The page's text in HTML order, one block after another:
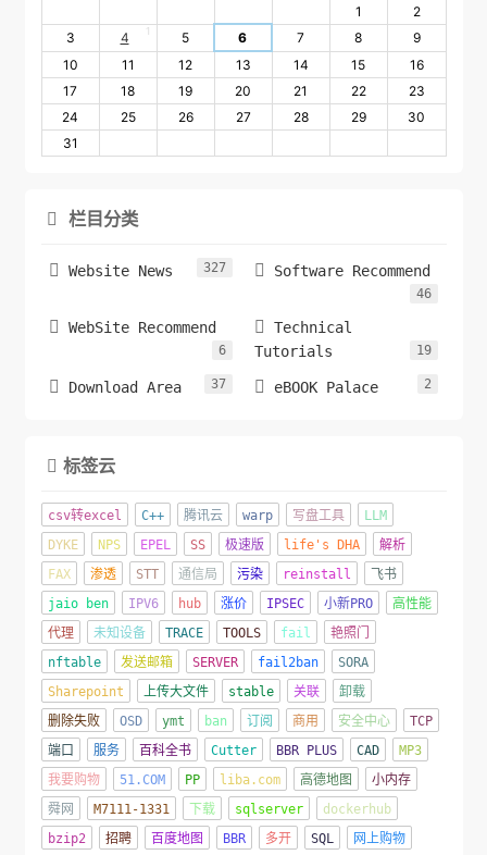
1
2
3
4 1 5 6 7 8
9
10
11 12 13 14 15
16
17
18 19 20 21 22
23
24
25 26 27 28 29
30
31
 栏目分类
 Website News 327  Software Recommend
46
 WebSite Recommend
6

Technical
Tutorials
19
 Download Area 37  eBOOK Palace 2
 标签云
csv转excel C++ 腾讯云 warp 写盘工具
LLM
DYKE
NPS EPEL SS 极速版 life's DHA
解析
FAX
渗透 STT 通信局 污染 reinstall
飞书
jaio ben
IPV6 hub 涨价 IPSEC 小新PRO
高性能
代理
未知设备 TRACE TOOLS fail
艳照门
nftable
发送邮箱 SERVER fail2ban
SORA
Sharepoint
上传大文件 stable 关联
卸载
删除失败
OSD ymt ban 订阅 商用 安全中心
TCP
端口
服务 百科全书 Cutter BBR PLUS CAD
MP3
我要购物
51.COM PP liba.com 高德地图
小内存
舜网
M7111-1331 下载 sqlserver
dockerhub
bzip2
招聘 百度地图 BBR 多开 SQL 网上购物